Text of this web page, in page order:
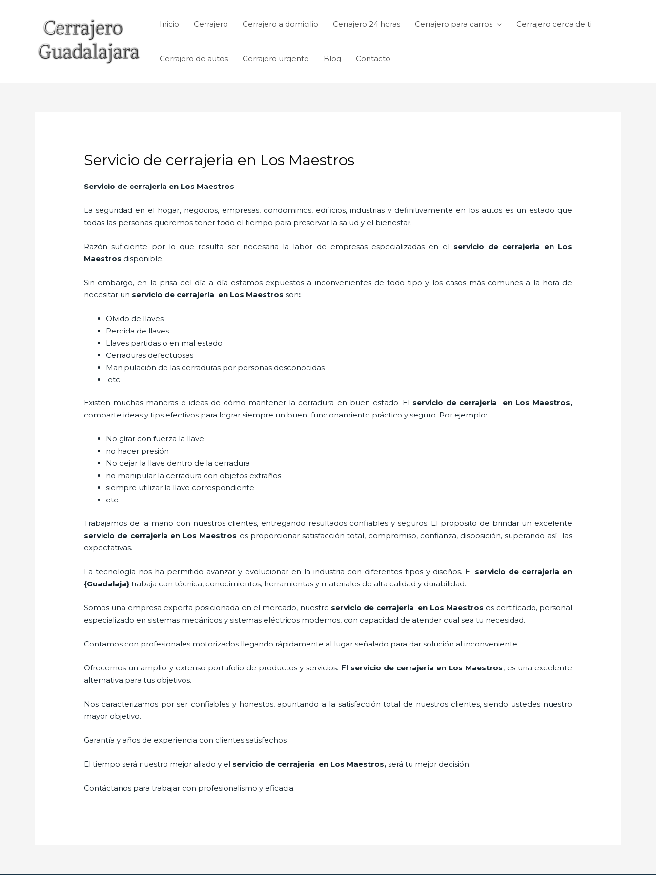
Inicio Cerrajero Cerrajero a domicilio Cerrajero 24 horas Cerrajero para carros Cerrajero cerca de ti
Cerrajero de autos Cerrajero urgente Blog Contacto
Servicio de cerrajeria en Los Maestros
Servicio de cerrajeria en Los Maestros
La seguridad en el hogar, negocios, empresas, condominios, edificios, industrias y definitivamente en los autos es un estado que
todas las personas queremos tener todo el tiempo para preservar la salud y el bienestar.
Razón suficiente por lo que resulta ser necesaria la labor de empresas especializadas en el servicio de cerrajeria en Los
Maestros disponible.
Sin embargo, en la prisa del día a día estamos expuestos a inconvenientes de todo tipo y los casos más comunes a la hora de
necesitar un servicio de cerrajeria en Los Maestros son:
Olvido de llaves
Perdida de llaves
Llaves partidas o en mal estado
Cerraduras defectuosas
Manipulación de las cerraduras por personas desconocidas
etc
Existen muchas maneras e ideas de cómo mantener la cerradura en buen estado. El servicio de cerrajeria en Los Maestros,
comparte ideas y tips efectivos para lograr siempre un buen funcionamiento práctico y seguro. Por ejemplo:
No girar con fuerza la llave
no hacer presión
No dejar la llave dentro de la cerradura
no manipular la cerradura con objetos extraños
siempre utilizar la llave correspondiente
etc.
Trabajamos de la mano con nuestros clientes, entregando resultados confiables y seguros. El propósito de brindar un excelente
servicio de cerrajeria en Los Maestros es proporcionar satisfacción total, compromiso, confianza, disposición, superando así las
expectativas.
La tecnología nos ha permitido avanzar y evolucionar en la industria con diferentes tipos y diseños. El servicio de cerrajeria en
{Guadalaja}trabaja con técnica, conocimientos, herramientas y materiales de alta calidad y durabilidad.
Somos una empresa experta posicionada en el mercado, nuestro servicio de cerrajeria en Los Maestros es certificado, personal
especializado en sistemas mecánicos y sistemas eléctricos modernos, con capacidad de atender cual sea tu necesidad.
Contamos con profesionales motorizados llegando rápidamente al lugar señalado para dar solución al inconveniente.
Ofrecemos un amplio y extenso portafolio de productos y servicios. El servicio de cerrajeria en Los Maestros, es una excelente
alternativa para tus objetivos.
Nos caracterizamos por ser confiables y honestos, apuntando a la satisfacción total de nuestros clientes, siendo ustedes nuestro
mayor objetivo.
Garantía y años de experiencia con clientes satisfechos.
El tiempo será nuestro mejor aliado y el servicio de cerrajeria en Los Maestros,será tu mejor decisión.
Contáctanos para trabajar con profesionalismo y eficacia.